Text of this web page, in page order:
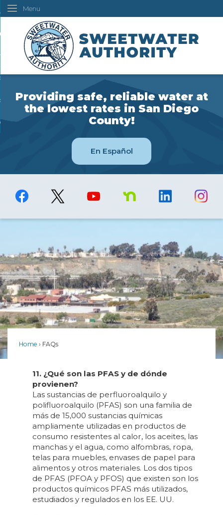
Skip
Content
Menu
Water
Board
Us
Do I...
Providing safe, reliable water at
the lowest rates in San Diego
County!
En Español
Home FAQs
11. ¿Qué son las PFAS y de dónde
provienen?
Las sustancias de perfluoroalquilo y
polifluoroalquilo (PFAS) son una familia de
más de 15,000 sustancias químicas
ampliamente utilizadas en productos de
consumo resistentes al calor, los aceites, las
manchas y el agua, como alfombras, ropa,
telas para muebles, envases de papel para
alimentos y otros materiales. Los dos tipos
de PFAS (PFOA y PFOS) que existen son los
productos químicos PFAS más utilizados,
estudiados y regulados en los EE. UU.